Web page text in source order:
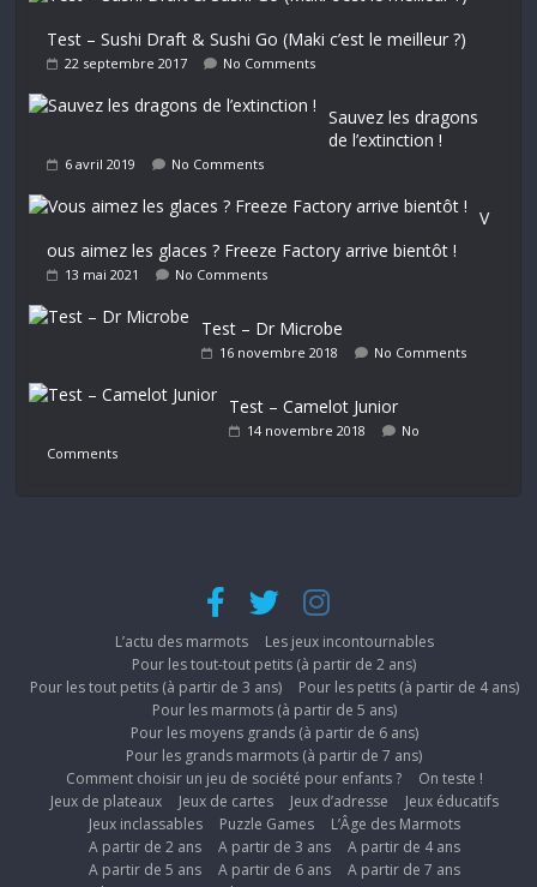
Test – Sushi Draft & Sushi Go (Maki c’est le meilleur ?)
22 septembre 2017 No Comments
Sauvez les dragons
de l’extinction !
6 avril 2019 No Comments
V
ous aimez les glaces ? Freeze Factory arrive bientôt !
13 mai 2021 No Comments
Test – Dr Microbe
16 novembre 2018 No Comments
Test – Camelot Junior
14 novembre 2018
No
Comments
L’actu des marmots
Les jeux incontournables
Pour les tout-tout petits (à partir de 2 ans)
Pour les tout petits (à partir de 3 ans)
Pour les petits (à partir de 4 ans)
Pour les marmots (à partir de 5 ans)
Pour les moyens grands (à partir de 6 ans)
Pour les grands marmots (à partir de 7 ans)
Comment choisir un jeu de société pour enfants ?
On teste !
Jeux de plateaux
Jeux de cartes Jeux d’adresse
Jeux éducatifs
Jeux inclassables
Puzzle Games
L’Âge des Marmots
A partir de 2 ans
A partir de 3 ans
A partir de 4 ans
A partir de 5 ans
A partir de 6 ans
A partir de 7 ans